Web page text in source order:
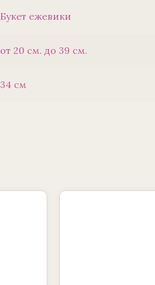
Букет ежевики
от 20 см. до 39 см.
34 см